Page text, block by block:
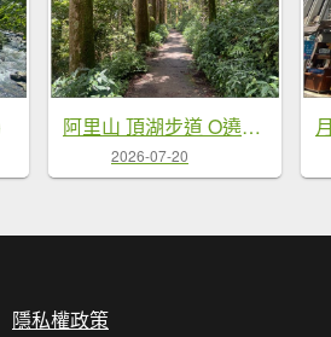
阿里山 頂湖步道 O遶一圈
2026-07-20
隱私權政策